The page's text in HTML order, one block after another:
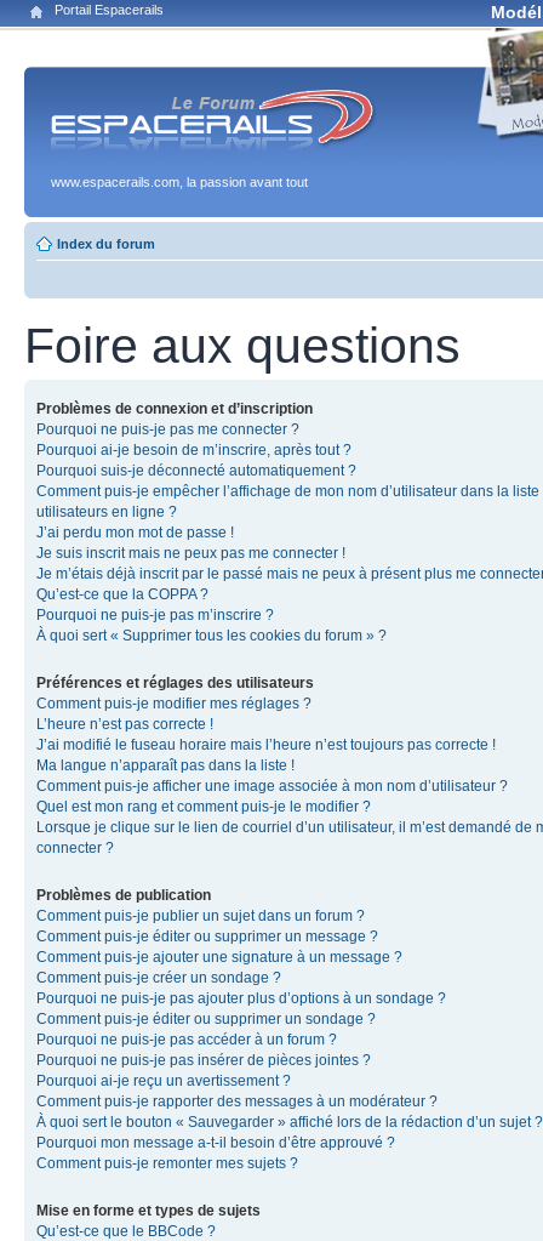
Portail Espacerails
www.espacerails.com, la passion avant tout
Index du forum
Foire aux questions
Problèmes de connexion et d’inscription
Pourquoi ne puis-je pas me connecter ?
Pourquoi ai-je besoin de m’inscrire, après tout ?
Pourquoi suis-je déconnecté automatiquement ?
Comment puis-je empêcher l’affichage de mon nom d’utilisateur dans la liste
utilisateurs en ligne ?
J’ai perdu mon mot de passe !
Je suis inscrit mais ne peux pas me connecter !
Je m’étais déjà inscrit par le passé mais ne peux à présent plus me
Qu’est-ce que la COPPA ?
Pourquoi ne puis-je pas m’inscrire ?
À quoi sert « Supprimer tous les cookies du forum » ?
Préférences et réglages des utilisateurs
Comment puis-je modifier mes réglages ?
L’heure n’est pas correcte !
J’ai modifié le fuseau horaire mais l’heure n’est toujours pas correcte !
Ma langue n’apparaît pas dans la liste !
Comment puis-je afficher une image associée à mon nom d’utilisateur ?
Quel est mon rang et comment puis-je le modifier ?
Lorsque je clique sur le lien de courriel d’un utilisateur, il m’est demandé de
connecter ?
Problèmes de publication
Comment puis-je publier un sujet dans un forum ?
Comment puis-je éditer ou supprimer un message ?
Comment puis-je ajouter une signature à un message ?
Comment puis-je créer un sondage ?
Pourquoi ne puis-je pas ajouter plus d’options à un sondage ?
Comment puis-je éditer ou supprimer un sondage ?
Pourquoi ne puis-je pas accéder à un forum ?
Pourquoi ne puis-je pas insérer de pièces jointes ?
Pourquoi ai-je reçu un avertissement ?
Comment puis-je rapporter des messages à un modérateur ?
À quoi sert le bouton « Sauvegarder » affiché lors de la rédaction d’un sujet ?
Pourquoi mon message a-t-il besoin d’être approuvé ?
Comment puis-je remonter mes sujets ?
Mise en forme et types de sujets
Qu’est-ce que le BBCode ?